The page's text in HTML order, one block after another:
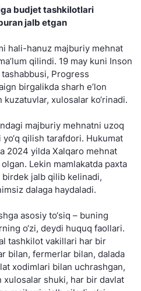
budjet tashkilotlari
jalb etgan
hali-hanuz majburiy mehnat
qilindi. 19 may kuni Inson
Progress
birgalikda sharh e’lon
xulosalar ko‘rinadi.
majburiy mehnatni uzoq
qilish tarafdori. Hukumat
2024 yilda Xalqaro mehnat
Lekin mamlakatda paxta
jalb qilib kelinadi,
dalaga haydaladi.
asosiy to‘siq – buning
o‘zi, deydi huquq faollari.
tashkilot vakillari har bir
bilan, fermerlar bilan, dalada
xodimlari bilan uchrashgan,
shuki, har bir davlat